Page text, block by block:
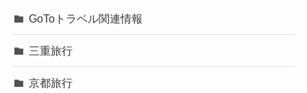
GoToトラベル関連情報
三重旅行
京都旅行